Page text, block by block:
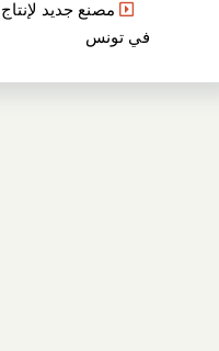
مصنع جديد
في تونس